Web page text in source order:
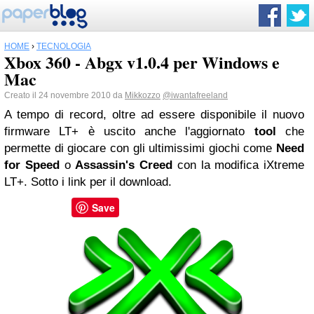
HOME › TECNOLOGIA
Xbox 360 - Abgx v1.0.4 per Windows e
Mac
Creato il 24 novembre 2010 da Mikkozzo @iwantafreeland
A tempo di record, oltre ad essere disponibile il nuovo
firmware LT+ è uscito anche l'aggiornato tool che
permette di giocare con gli ultimissimi giochi come Need
for SpeedoAssassin's Creed con la modifica iXtreme
LT+. Sotto i link per il download.
Save